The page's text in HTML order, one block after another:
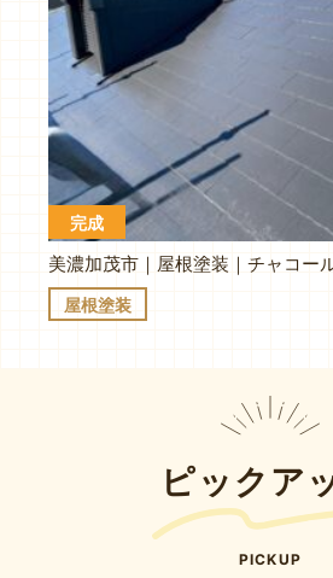
完成
美濃加茂市｜屋根塗装｜チャコー
屋根塗装
ピックア
PICKUP